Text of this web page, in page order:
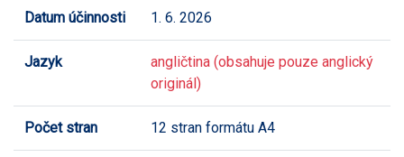
Datum účinnosti 1. 6. 2026
Jazyk
angličtina (obsahuje pouze anglický
originál)
Počet stran 12 stran formátu A4